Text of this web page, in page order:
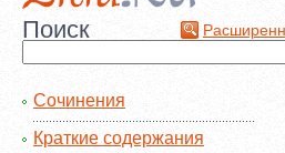
Поиск
Сочинения
Краткие содержания